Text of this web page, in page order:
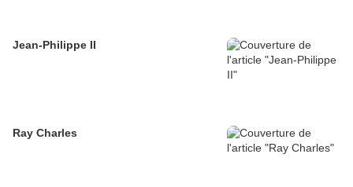
Jean-Philippe II
Ray Charles